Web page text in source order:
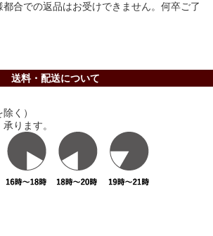
合での返品はお受けできません。何卒ご了
送料・配送について
く）
ります。